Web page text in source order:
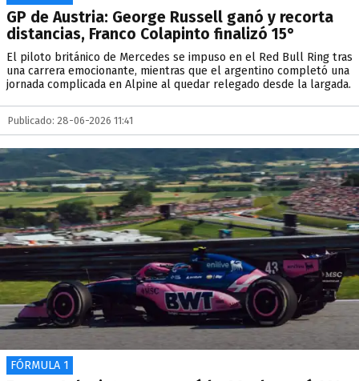
GP de Austria: George Russell ganó y recorta
distancias, Franco Colapinto finalizó 15°
El piloto británico de Mercedes se impuso en el Red Bull Ring tras
una carrera emocionante, mientras que el argentino completó una
jornada complicada en Alpine al quedar relegado desde la largada.
Publicado: 28-06-2026 11:41
FÓRMULA 1